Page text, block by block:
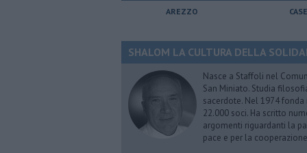
AREZZO
SHALOM LA CULTURA DELLA
Nasce a Staffoli nel
San Miniato. Studia
sacerdote. Nel 1974
22.000 soci. Ha scritto
argomenti riguardanti la
pace e per la